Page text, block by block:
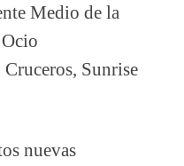
Medio de la
Sunrise
nuevas